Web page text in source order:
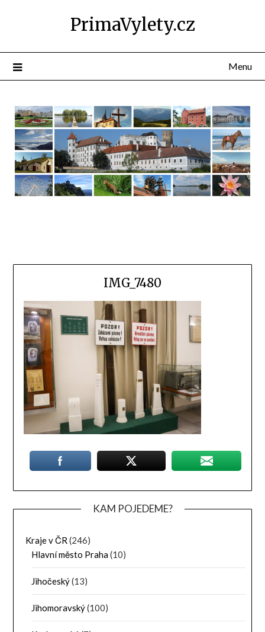
PrimaVylety.cz
Menu
IMG_7480
KAM POJEDEME?
Kraje v ČR (246)
Hlavní město Praha(10)
Jihočeský(13)
Jihomoravský(100)